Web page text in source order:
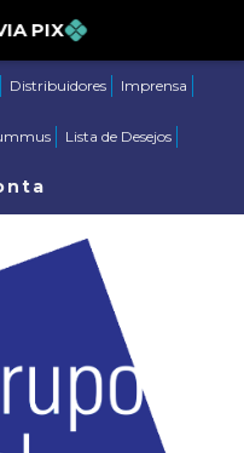
Distribuidores Imprensa
Lista de Desejos